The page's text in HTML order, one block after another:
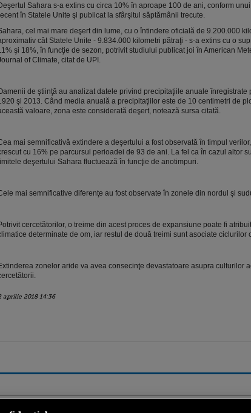
Sahara s-a extins cu circa 10% în aproape 100 de ani, conform
în Statele Unite şi publicat la sfârşitul săptămânii trecute.
cel mai mare deşert din lume, cu o întindere oficială de 9.200.000
cât Statele Unite - 9.834.000 kilometri pătraţi - s-a extins cu o
şi 18%, în funcţie de sezon, potrivit studiului publicat joi în American
of Climate, citat de UPI.
de ştiinţă au analizat datele privind precipitaţiile anuale înregistrate
şi 2013. Când media anuală a precipitaţiilor este de 10 centimetri de
valoare, zona este considerată deşert, notează sursa citată.
mai semnificativă extindere a deşertului a fost observată în timpul
cu 16% pe parcursul perioadei de 93 de ani. La fel ca în cazul altor
limitele deşertului Sahara fluctuează în funcţie de anotimpuri.
mai semnificative diferenţe au fost observate în zonele din nordul şi
cercetătorilor, o treime din acest proces de expansiune poate fi
determinate de om, iar restul de două treimi sunt asociate ciclurilor
zonelor aride va avea consecinţe devastatoare asupra culturilor
aprilie 2018 14:36